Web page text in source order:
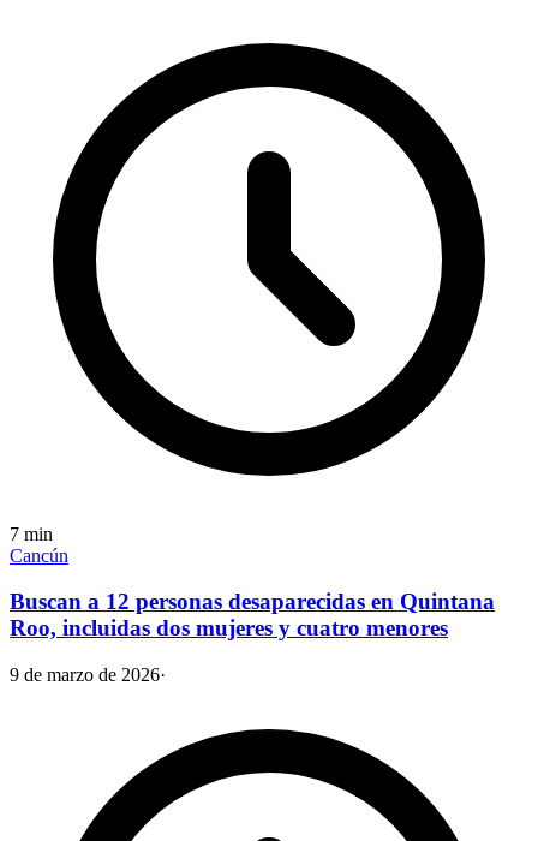
7 min
Cancún
Buscan a 12 personas desaparecidas en Quintana
Roo, incluidas dos mujeres y cuatro menores
9 de marzo de 2026·